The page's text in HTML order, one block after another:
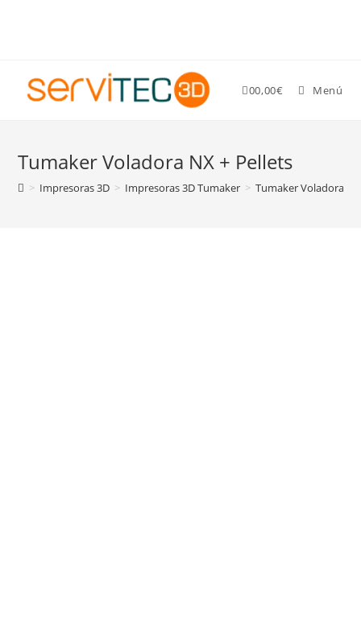
00,00€ Menú
Tumaker Voladora NX + Pellets
> Impresoras 3D > Impresoras 3D Tumaker > Tumaker Voladora